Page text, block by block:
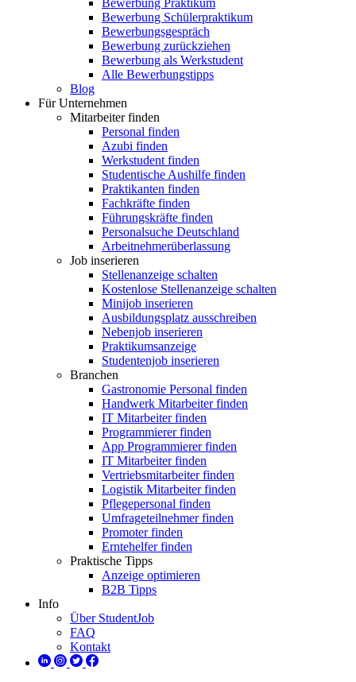
Bewerbung Praktikum
Bewerbung Schülerpraktikum
Bewerbungsgespräch
Bewerbung zurückziehen
Bewerbung als Werkstudent
Alle Bewerbungstipps
Blog
Für Unternehmen
Mitarbeiter finden
Personal finden
Azubi finden
Werkstudent finden
Studentische Aushilfe finden
Praktikanten finden
Fachkräfte finden
Führungskräfte finden
Personalsuche Deutschland
Arbeitnehmerüberlassung
Job inserieren
Stellenanzeige schalten
Kostenlose Stellenanzeige schalten
Minijob inserieren
Ausbildungsplatz ausschreiben
Nebenjob inserieren
Praktikumsanzeige
Studentenjob inserieren
Branchen
Gastronomie Personal finden
Handwerk Mitarbeiter finden
IT Mitarbeiter finden
Programmierer finden
App Programmierer finden
IT Mitarbeiter finden
Vertriebsmitarbeiter finden
Logistik Mitarbeiter finden
Pflegepersonal finden
Umfrageteilnehmer finden
Promoter finden
Erntehelfer finden
Praktische Tipps
Anzeige optimieren
B2B Tipps
Info
Über StudentJob
FAQ
Kontakt